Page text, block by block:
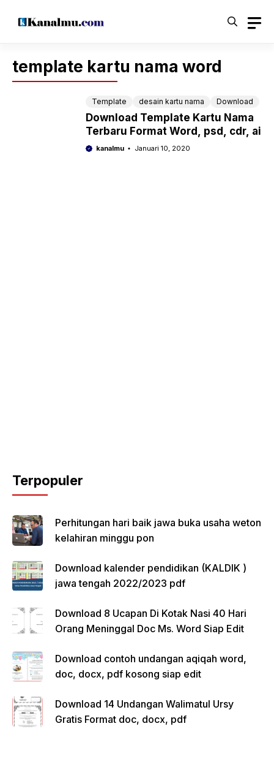
template kartu nama word
Template desain kartu nama Download
Download Template Kartu Nama
Terbaru Format Word, psd, cdr, ai
kanalmu Januari 10, 2020
Terpopuler
Perhitungan hari baik jawa buka usaha weton
kelahiran minggu pon
Download kalender pendidikan (KALDIK )
jawa tengah 2022/2023 pdf
Download 8 Ucapan Di Kotak Nasi 40 Hari
Orang Meninggal Doc Ms. Word Siap Edit
Download contoh undangan aqiqah word,
doc, docx, pdf kosong siap edit
Download 14 Undangan Walimatul Ursy
Gratis Format doc, docx, pdf